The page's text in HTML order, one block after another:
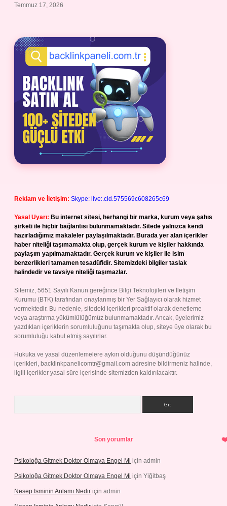
Temmuz 17, 2026
Reklam ve İletişim: Skype: live:.cid.575569c608265c69
Yasal Uyarı: Bu internet sitesi, herhangi bir marka, kurum veya şahıs
şirketi ile hiçbir bağlantısı bulunmamaktadır. Sitede yalnızca kendi
hazırladığımız makaleler paylaşılmaktadır. Burada yer alan içerikler
haber niteliği taşımamakta olup, gerçek kurum ve kişiler hakkında
paylaşım yapılmamaktadır. Gerçek kurum ve kişiler ile isim
benzerlikleri tamamen tesadüfidir. Sitemizdeki bilgiler taslak
halindedir ve tavsiye niteliği taşımazlar.
Sitemiz, 5651 Sayılı Kanun gereğince Bilgi Teknolojileri ve İletişim
Kurumu (BTK) tarafından onaylanmış bir Yer Sağlayıcı olarak hizmet
vermektedir. Bu nedenle, sitedeki içerikleri proaktif olarak denetleme
veya araştırma yükümlülüğümüz bulunmamaktadır. Ancak, üyelerimiz
yazdıkları içeriklerin sorumluluğunu taşımakta olup, siteye üye olarak bu
sorumluluğu kabul etmiş sayılırlar.
Hukuka ve yasal düzenlemelere aykırı olduğunu düşündüğünüz
içerikleri, backlinkpanelicomtr@gmail.com adresine bildirmeniz halinde,
ilgili içerikler yasal süre içerisinde sitemizden kaldırılacaktır.
Son yorumlar
Psikoloğa Gitmek Doktor Olmaya Engel Mi için admin
Psikoloğa Gitmek Doktor Olmaya Engel Mi için Yiğitbaş
Nesep Isminin Anlamı Nedir için admin